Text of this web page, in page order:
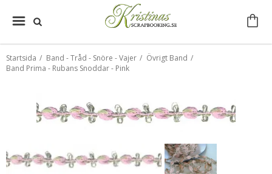
Startsida / Band - Tråd - Snöre - Vajer / Övrigt Band /
Band Prima - Rubans Snoddar - Pink